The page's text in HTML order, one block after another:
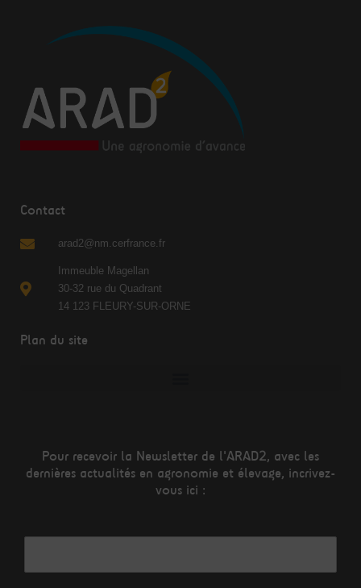
Contact
arad2@nm.cerfrance.fr
Immeuble Magellan
30-32 rue du Quadrant
14 123 FLEURY-SUR-ORNE
Plan du site
Pour recevoir la Newsletter de l'ARAD2, avec les
dernières actualités en agronomie et élevage, incrivez-
vous ici :